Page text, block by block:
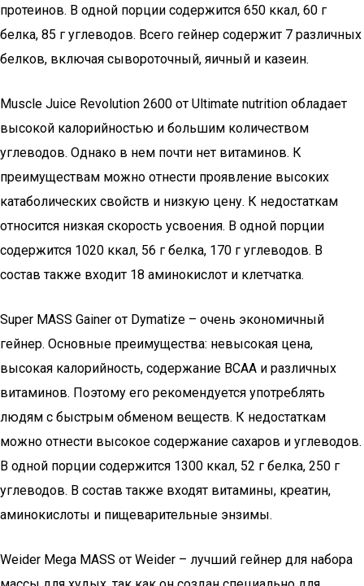
протеинов. В одной порции содержится 650 ккал, 60 г
белка, 85 г углеводов. Всего гейнер содержит 7 различных
белков, включая сывороточный, яичный и казеин.
Muscle Juice Revolution 2600 от Ultimate nutrition обладает
высокой калорийностью и большим количеством
углеводов. Однако в нем почти нет витаминов. К
преимуществам можно отнести проявление высоких
катаболических свойств и низкую цену. К недостаткам
относится низкая скорость усвоения. В одной порции
содержится 1020 ккал, 56 г белка, 170 г углеводов. В
состав также входит 18 аминокислот и клетчатка.
Super MASS Gainer от Dymatize – очень экономичный
гейнер. Основные преимущества: невысокая цена,
высокая калорийность, содержание BCAA и различных
витаминов. Поэтому его рекомендуется употреблять
людям с быстрым обменом веществ. К недостаткам
можно отнести высокое содержание сахаров и углеводов.
В одной порции содержится 1300 ккал, 52 г белка, 250 г
углеводов. В состав также входят витамины, креатин,
аминокислоты и пищеварительные энзимы.
Weider Mega MASS от Weider – лучший гейнер для набора